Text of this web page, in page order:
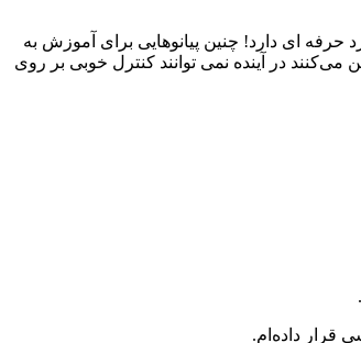
حرفه ای دارد! چنین پیانوهایی برای آموزش به
در آینده نمی توانند کنترل خوبی بر روی